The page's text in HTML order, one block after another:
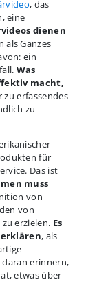
, das
eine
dienen
als Ganzes
ein
Was
macht,
zu erfassendes
zu
für
Das ist
muss
von
von
erzielen. Es
, als
daran erinnern,
etwas über